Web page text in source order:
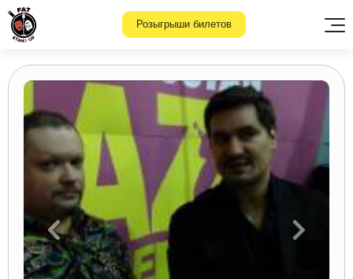
Розыгрыши билетов